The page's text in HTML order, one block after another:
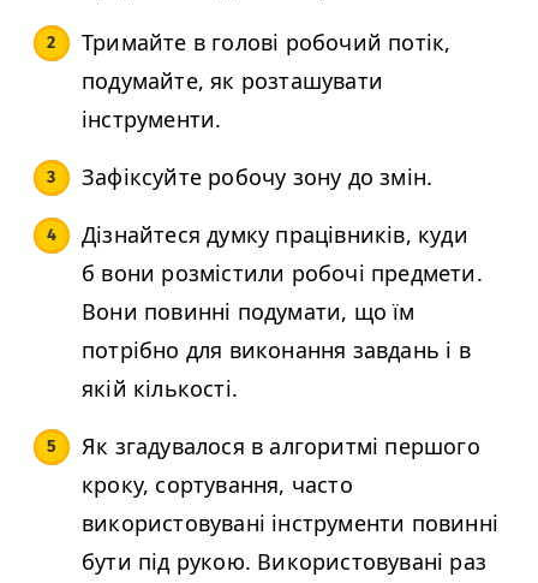
Тримайте в голові робочий потік,
подумайте, як розташувати
інструменти.
Зафіксуйте робочу зону до змін.
Дізнайтеся думку працівників, куди
б вони розмістили робочі предмети.
Вони повинні подумати, що їм
потрібно для виконання завдань і в
якій кількості.
Як згадувалося в алгоритмі першого
кроку, сортування, часто
використовувані інструменти повинні
бути під рукою. Використовувані раз